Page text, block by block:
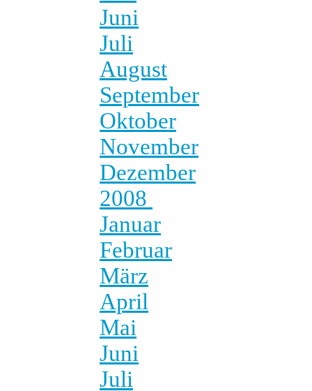
Juni
Juli
August
September
Oktober
November
Dezember
2008
Januar
Februar
März
April
Mai
Juni
Juli